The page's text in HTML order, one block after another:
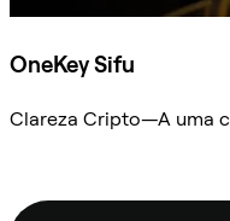
OneKey Sifu
Clareza Cripto—A uma